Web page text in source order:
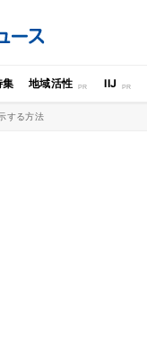
集 地域活性 IIJ
する方法